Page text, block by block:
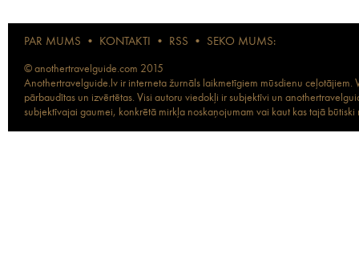
PAR MUMS • KONTAKTI • RSS • SEKO MUMS:
© anothertravelguide.com 2015
Anothertravelguide.lv ir interneta žurnāls laikmetīgiem mūsdienu
pārbaudītas un izvērtētas. Visi autoru viedokļi ir subjektīvi un
subjektīvajai gaumei, konkrētā mirkļa noskaņojumam vai kaut kas tajā